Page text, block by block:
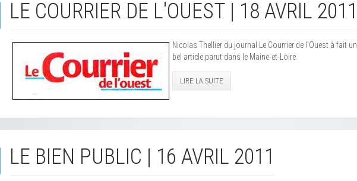
LE COURRIER DE L'OUEST | 18 AVRIL 2011
Nicolas Thellier du journal Le Courrier de l'Ouest à fait un
bel article parut dans le Maine-et-Loire.
LIRE LA SUITE
LE BIEN PUBLIC | 16 AVRIL 2011